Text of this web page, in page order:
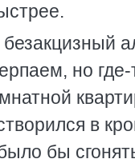
но где-
в
бы